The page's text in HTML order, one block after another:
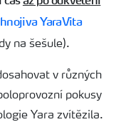
YaraVita
na šešule).
v různých
pokusy
Yara zvítězila.